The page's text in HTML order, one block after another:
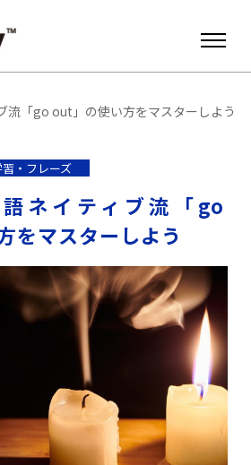
流「go out」の使い方をマスターしよう
・フレーズ
ネイティブ流「go
をマスターしよう